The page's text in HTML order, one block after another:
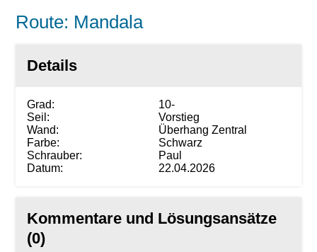
Route: Mandala
Details
Grad:
10-
Seil:
Vorstieg
Wand:
Überhang Zentral
Farbe:
Schwarz
Schrauber:
Paul
Datum:
22.04.2026
Kommentare und Lösungsansätze
(0)